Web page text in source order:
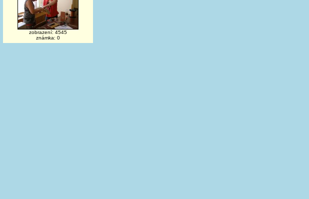
zobrazení: 4545
známka: 0